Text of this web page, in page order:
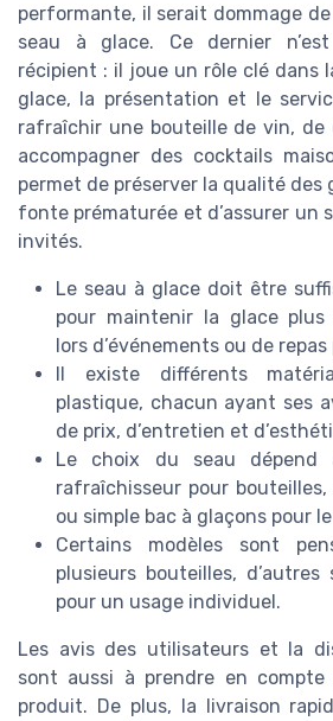
performante, il serait dommage
seau à glace. Ce dernier
récipient : il joue un rôle clé dans
glace, la présentation et le
rafraîchir une bouteille de vin, de
accompagner des cocktails
permet de préserver la qualité des
fonte prématurée et d’assurer un
invités.
Le seau à glace doit être
pour maintenir la glace
lors d’événements ou de
Il existe différents
plastique, chacun ayant ses
de prix, d’entretien et
Le choix du seau dépend
rafraîchisseur pour
ou simple bac à glaçons pour
Certains modèles sont
plusieurs bouteilles,
pour un usage individuel.
Les avis des utilisateurs et la
sont aussi à prendre en
produit. De plus, la livraison